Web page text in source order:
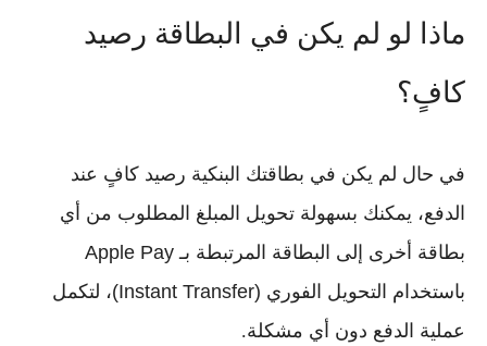
ماذا لو لم يكن في البطاقة رصيد
كافٍ؟
في حال لم يكن في بطاقتك البنكية رصيد كافٍ عند
الدفع، يمكنك بسهولة تحويل المبلغ المطلوب من أي
بطاقة أخرى إلى البطاقة المرتبطة بـ Apple Pay
باستخدام التحويل الفوري (Instant Transfer)
، لتكمل
عملية الدفع دون أي مشكلة.